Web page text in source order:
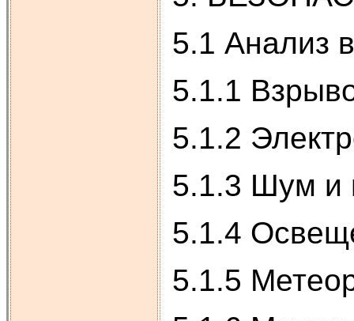
5.1 Анализ
5.1.1
5.1.2
5.1.3 Шум и
5.1.4
5.1.5